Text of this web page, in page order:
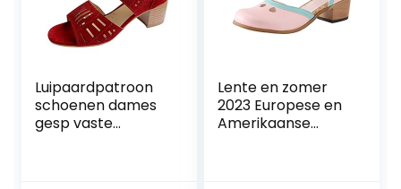
Luipaardpatroon
schoenen dames
gesp vaste
Lente en zomer
2023 Europese en
Amerikaanse